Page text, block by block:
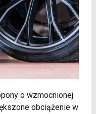
o wzmocnionej
obciążenie w